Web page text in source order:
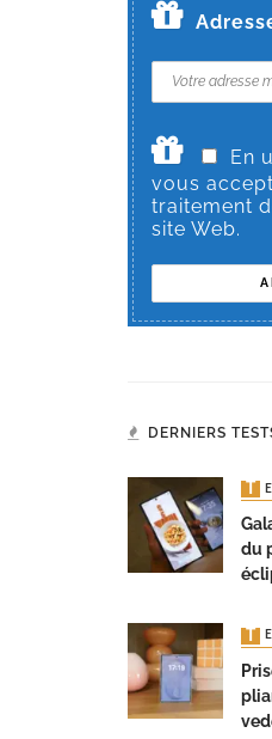
En
vous
traitement
site Web.
DERNIERS
du